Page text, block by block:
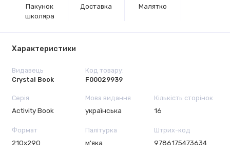
Пакунок
школяра
Доставка Малятко
Характеристики
Видавець
Crystal Book
Код товару:
F00029939
Серія
Activity Book
Мова видання
українська
Кількість сторінок
16
Формат
210х290
Палітурка
м'яка
Штрих-код
9786175473634